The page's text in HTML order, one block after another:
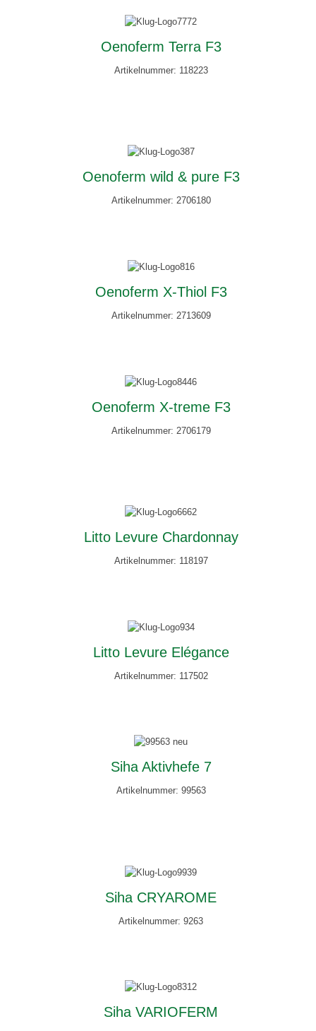
Oenoferm Terra F3
Artikelnummer: 118223
Oenoferm wild & pure F3
Artikelnummer: 2706180
Oenoferm X-Thiol F3
Artikelnummer: 2713609
Oenoferm X-treme F3
Artikelnummer: 2706179
Litto Levure Chardonnay
Artikelnummer: 118197
Litto Levure Elégance
Artikelnummer: 117502
Siha Aktivhefe 7
Artikelnummer: 99563
Siha CRYAROME
Artikelnummer: 9263
Siha VARIOFERM